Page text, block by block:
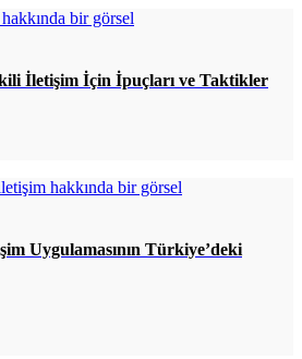
İletişim İçin İpuçları ve Taktikler
Uygulamasının Türkiye’deki